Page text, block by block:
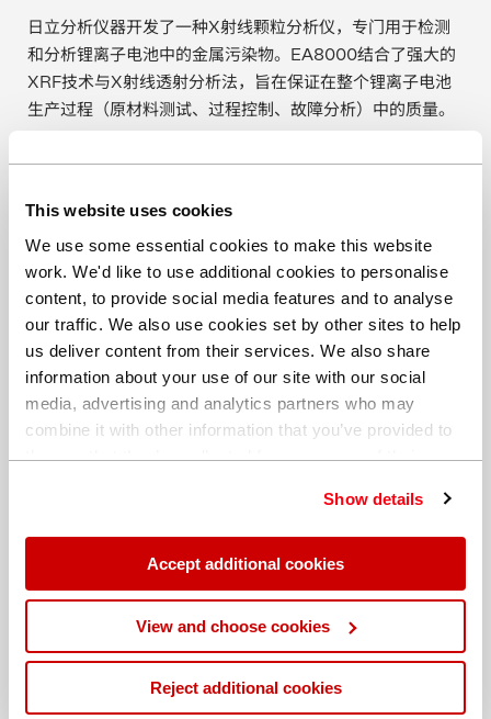
This website uses cookies
We use some essential cookies to make this website
work. We'd like to use additional cookies to personalise
content, to provide social media features and to analyse
our traffic. We also use cookies set by other sites to help
us deliver content from their services. We also share
information about your use of our site with our social
media, advertising and analytics partners who may
combine it with other information that you’ve provided to
them or that they’ve collected from your use of their
Show details
Accept additional cookies
View and choose cookies
Reject additional cookies
日立分析仪器开发了一种X射线颗粒分析仪，专门用于检测
和分析锂离子电池中的金属污染物。EA8000结合了强大的
XRF技术与X射线透射分析法，旨在保证在整个锂离子电池
生产过程（原材料测试、过程控制、故障分析）中的质量。
欲知详情，请下载日立的基本指南：“汽车行业材料分析：
用于高端电子和半导体晶圆行业的XRF分析仪系列
EA8000的更多信息
下载指南
日期: 22 July 2020
作者: Matt Kreiner, Product
Business Development Manager –
Coatings XRF